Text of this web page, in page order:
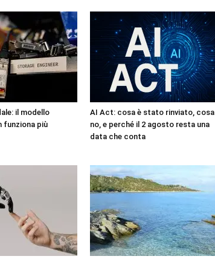
il modello
funziona più
AI Act: cosa è stato rinviato, cosa
no, e perché il 2 agosto resta una
data che conta